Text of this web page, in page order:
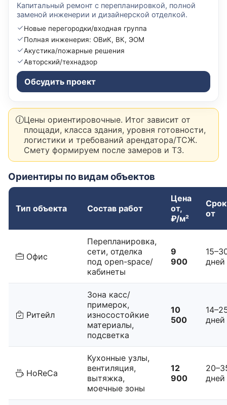
Капитальный ремонт с перепланировкой, полной
заменой инженерии и дизайнерской отделкой.
Новые перегородки/входная группа
Полная инженерия: ОВиК, ВК, ЭОМ
Акустика/пожарные решения
Авторский/технадзор
Обсудить проект
Цены ориентировочные. Итог зависит от
площади, класса здания, уровня готовности,
логистики и требований арендатора/ТСЖ.
Смету формируем после замеров и ТЗ.
Ориентиры по видам объектов
Тип объекта Состав работ
Цена
от,
₽/м²
от
Офис
Перепланировка,
сети, отделка
под open-space/
кабинеты
9
900
дней
Ритейл
Зона касс/
примерок,
износостойкие
материалы,
подсветка
10
500
дней
HoReCa
Кухонные узлы,
вентиляция,
вытяжка,
моечные зоны
12
900
дней